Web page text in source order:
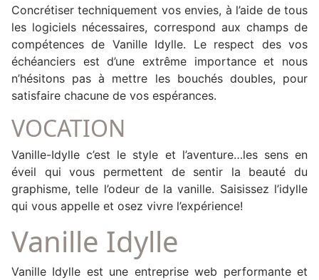
Concrétiser techniquement vos envies, à l’aide de tous
les logiciels nécessaires, correspond aux champs de
compétences de Vanille Idylle. Le respect des vos
échéanciers est d’une extrême importance et nous
n’hésitons pas à mettre les bouchés doubles, pour
satisfaire chacune de vos espérances.
VOCATION
Vanille-Idylle c’est le style et l’aventure…les sens en
éveil qui vous permettent de sentir la beauté du
graphisme, telle l’odeur de la vanille. Saisissez l’idylle
qui vous appelle et osez vivre l’expérience!
Vanille Idylle
Vanille Idylle est une entreprise web performante et